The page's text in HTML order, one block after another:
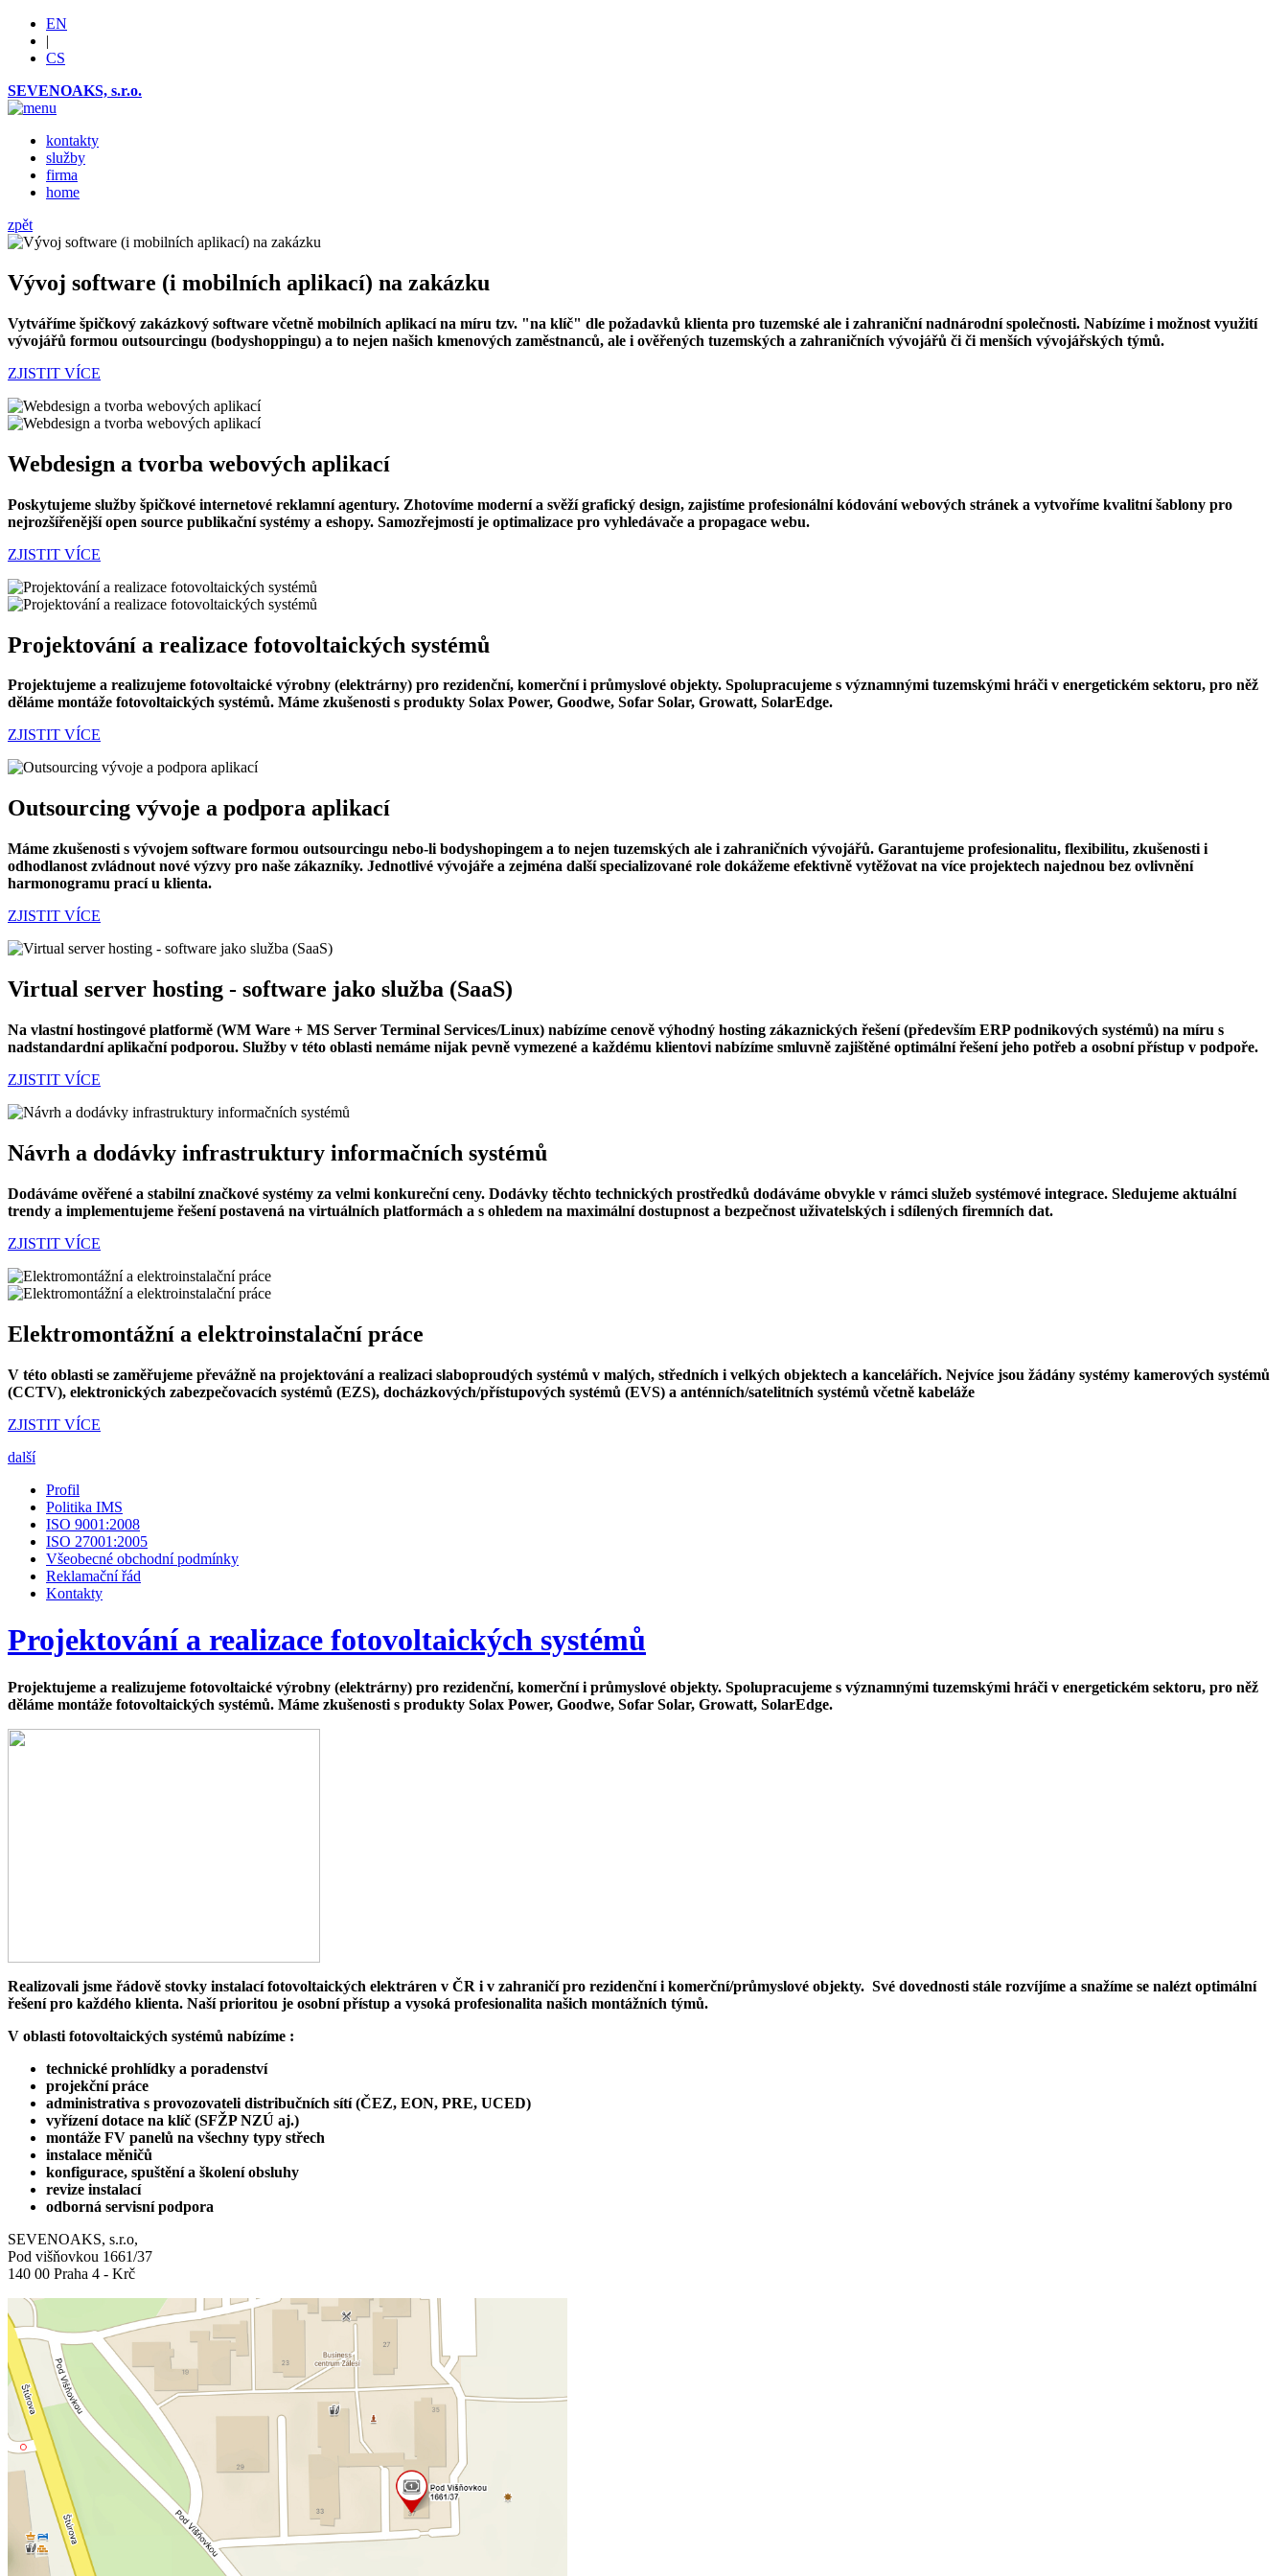
EN
|
CS
SEVENOAKS, s.r.o.
kontakty
služby
firma
home
zpět
Vývoj software (i mobilních aplikací) na zakázku
Vytváříme špičkový zakázkový software včetně mobilních aplikací na míru tzv. "na klíč" dle požadavků klienta pro tuzemské ale i zahraniční nadnárodní společnosti. Nabízíme i možnost využití
vývojářů formou outsourcingu (bodyshoppingu) a to nejen našich kmenových zaměstnanců, ale i ověřených tuzemských a zahraničních vývojářů či či menších vývojářských týmů.
ZJISTIT VÍCE
Webdesign a tvorba webových aplikací
Poskytujeme služby špičkové internetové reklamní agentury. Zhotovíme moderní a svěží grafický design, zajistíme profesionální kódování webových stránek a vytvoříme kvalitní šablony pro
nejrozšířenější open source publikační systémy a eshopy. Samozřejmostí je optimalizace pro vyhledávače a propagace webu.
ZJISTIT VÍCE
Projektování a realizace fotovoltaických systémů
Projektujeme a realizujeme fotovoltaické výrobny (elektrárny) pro rezidenční, komerční i průmyslové objekty. Spolupracujeme s významnými tuzemskými hráči v energetickém sektoru, pro něž
děláme montáže fotovoltaických systémů. Máme zkušenosti s produkty Solax Power, Goodwe, Sofar Solar, Growatt, SolarEdge.
ZJISTIT VÍCE
Outsourcing vývoje a podpora aplikací
Máme zkušenosti s vývojem software formou outsourcingu nebo-li bodyshopingem a to nejen tuzemských ale i zahraničních vývojářů. Garantujeme profesionalitu, flexibilitu, zkušenosti i
odhodlanost zvládnout nové výzvy pro naše zákazníky. Jednotlivé vývojáře a zejména další specializované role dokážeme efektivně vytěžovat na více projektech najednou bez ovlivnění
harmonogramu prací u klienta.
ZJISTIT VÍCE
Virtual server hosting - software jako služba (SaaS)
Na vlastní hostingové platformě (WM Ware + MS Server Terminal Services/Linux) nabízíme cenově výhodný hosting zákaznických řešení (především ERP podnikových systémů) na míru s
nadstandardní aplikační podporou. Služby v této oblasti nemáme nijak pevně vymezené a každému klientovi nabízíme smluvně zajištěné optimální řešení jeho potřeb a osobní přístup v podpoře.
ZJISTIT VÍCE
Návrh a dodávky infrastruktury informačních systémů
Dodáváme ověřené a stabilní značkové systémy za velmi konkureční ceny. Dodávky těchto technických prostředků dodáváme obvykle v rámci služeb systémové integrace. Sledujeme aktuální
trendy a implementujeme řešení postavená na virtuálních platformách a s ohledem na maximální dostupnost a bezpečnost uživatelských i sdílených firemních dat.
ZJISTIT VÍCE
Elektromontážní a elektroinstalační práce
V této oblasti se zaměřujeme převážně na projektování a realizaci slaboproudých systémů v malých, středních i velkých objektech a kancelářích. Nejvíce jsou žádány systémy kamerových systémů
(CCTV), elektronických zabezpečovacích systémů (EZS), docházkových/přístupových systémů (EVS) a anténních/satelitních systémů včetně kabeláže
ZJISTIT VÍCE
další
Profil
Politika IMS
ISO 9001:2008
ISO 27001:2005
Všeobecné obchodní podmínky
Reklamační řád
Kontakty
Projektování a realizace fotovoltaických systémů
Projektujeme a realizujeme fotovoltaické výrobny (elektrárny) pro rezidenční, komerční i průmyslové objekty. Spolupracujeme s významnými tuzemskými hráči v energetickém sektoru, pro něž
děláme montáže fotovoltaických systémů. Máme zkušenosti s produkty Solax Power, Goodwe, Sofar Solar, Growatt, SolarEdge.
Realizovali jsme řádově stovky instalací fotovoltaických elektráren v ČR i v zahraničí pro rezidenční i komerční/průmyslové objekty. Své dovednosti stále rozvíjíme a snažíme se nalézt optimální
řešení pro každého klienta. Naší prioritou je osobní přístup a vysoká profesionalita našich montážních týmů.
V oblasti fotovoltaických systémů nabízíme :
technické prohlídky a poradenství
projekční práce
administrativa s provozovateli distribučních sítí (ČEZ, EON, PRE, UCED)
vyřízení dotace na klíč (SFŽP NZÚ aj.)
montáže FV panelů na všechny typy střech
instalace měničů
konfigurace, spuštění a školení obsluhy
revize instalací
odborná servisní podpora
SEVENOAKS, s.r.o,
Pod višňovkou 1661/37
140 00 Praha 4 - Krč